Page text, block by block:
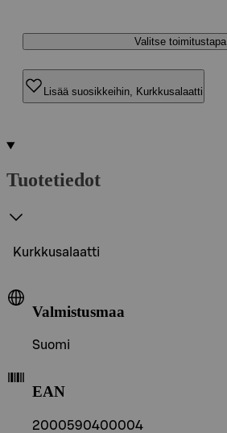
Valitse toimitustapa
Lisää suosikkeihin, Kurkkusalaatti
Tuotetiedot
Kurkkusalaatti
Valmistusmaa
Suomi
EAN
2000590400004